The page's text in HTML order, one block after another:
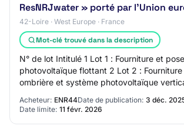
ResNRJwater » porté par l'Union
42-Loire · West Europe · France
Mot-clé trouvé dans la description
N° de lot Intitulé 1 Lot 1 : Fourniture et
photovoltaïque flottant 2 Lot 2 :
ombrière et système photovoltaïque
Acheteur: ENR44Date de publication: 3 déc.
Date limite: 11 févr. 2026